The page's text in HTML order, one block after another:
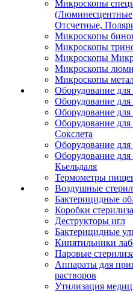
Микроскопы
Отсчетные,
Микроскопы
Микроскопы
Микроскопы
Микроскопы
Микроскопы
Оборудование
Оборудование
Оборудование для
Оборудование
Сокслета
Оборудование для
Оборудование для
Кьельдаля
Термометры
Воздушные
Бактерицидные
Коробки
Деструкторы игл
Бактерицидные
Кипятильники
Паровые
Аппараты для
растворов
Утилизация